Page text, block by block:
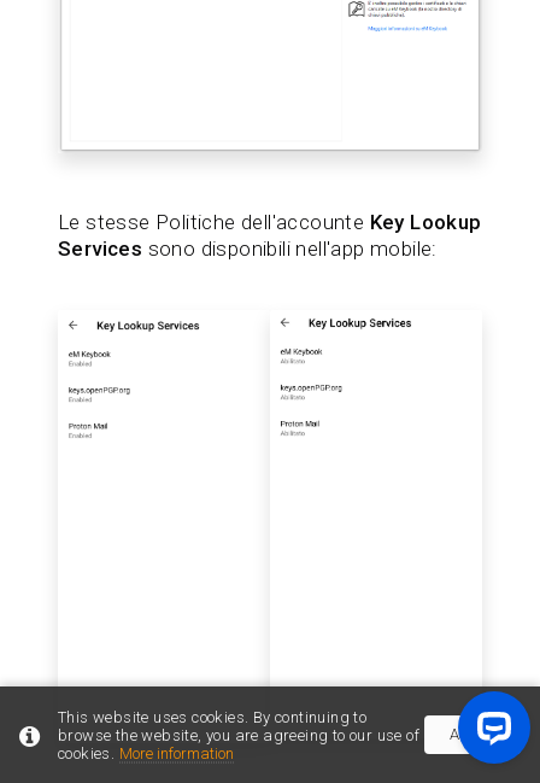
This website uses cookies. By continuing to
browse the website, you are agreeing to our use of
cookies. More information
Accept
Le stesse Politiche dell'accounte Key Lookup
Services sono disponibili nell'app mobile: